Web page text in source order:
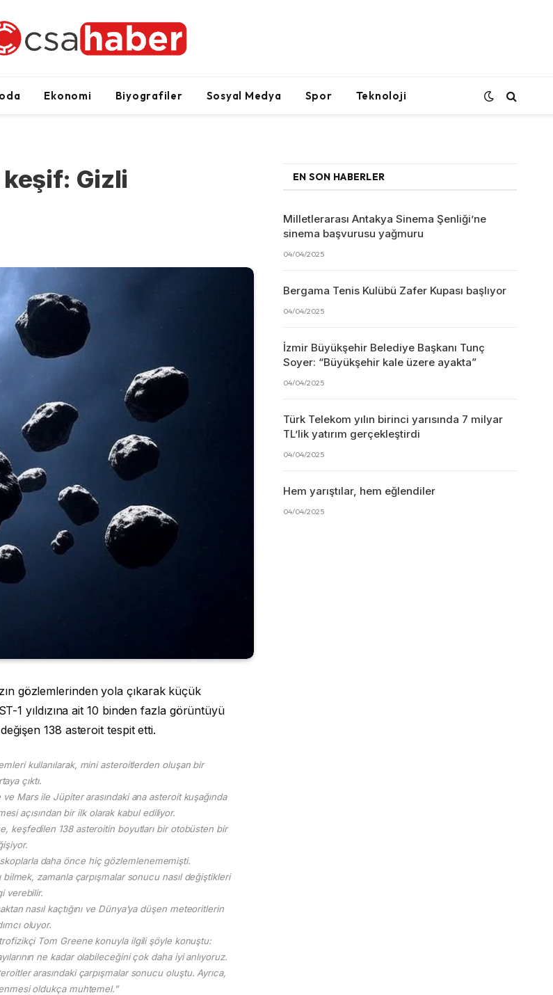
Ekonomi Biyografiler Sosyal Medya Spor Teknoloji
Gizli
gözlemlerinden yola çıkarak küçük
1 yıldızına ait 10 binden fazla görüntüyü
138 asteroit tespit etti.
kullanılarak, mini asteroitlerden oluşan bir
çıktı.
Mars ile Jüpiter arasındaki ana asteroit kuşağında
açısından bir ilk olarak kabul ediliyor.
keşfedilen 138 asteroitin boyutları bir otobüsten bir
daha önce hiç gözlemlenememişti.
zamanla çarpışmalar sonucu nasıl değiştikleri
verebilir.
nasıl kaçtığını ve Dünya’ya düşen meteoritlerin
oluyor.
Tom Greene konuyla ilgili şöyle konuştu:
ne kadar olabileceğini çok daha iyi anlıyoruz.
arasındaki çarpışmalar sonucu oluştu. Ayrıca,
oldukça muhtemel.”
EN SON HABERLER
Milletlerarası Antakya Sinema Şenliği’ne
sinema başvurusu yağmuru
04/04/2025
Bergama Tenis Kulübü Zafer Kupası başlıyor
04/04/2025
İzmir Büyükşehir Belediye Başkanı Tunç
Soyer: “Büyükşehir kale üzere ayakta”
04/04/2025
Türk Telekom yılın birinci yarısında 7 milyar
TL’lik yatırım gerçekleştirdi
04/04/2025
Hem yarıştılar, hem eğlendiler
04/04/2025